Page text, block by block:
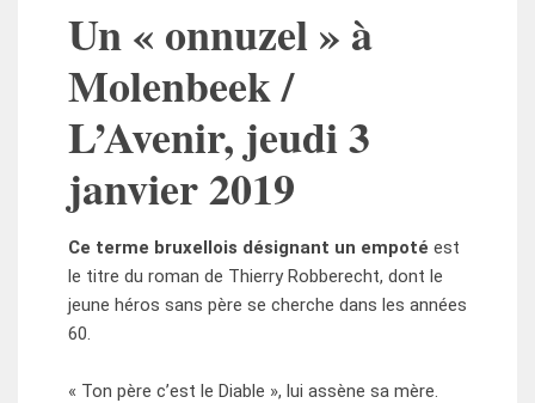
Un « onnuzel » à
Molenbeek /
L’Avenir, jeudi 3
janvier 2019
Ce terme bruxellois désignant un empoté est
le titre du roman de Thierry Robberecht, dont le
jeune héros sans père se cherche dans les années
60.
« Ton père c’est le Diable », lui assène sa mère.